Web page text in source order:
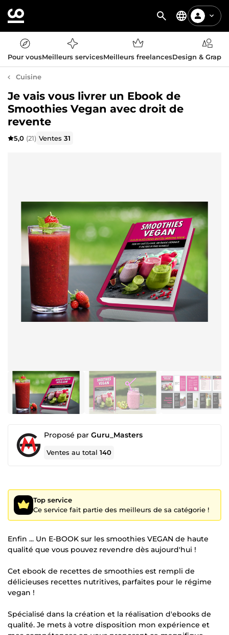
Pour vousMeilleurs servicesMeilleurs freelancesDesign &
Cuisine
Je vais vous livrer un Ebook de
Smoothies Vegan avec droit de
revente
5,0 (21) Ventes31
Proposé par Guru_Masters
Ventes au total140
Top service
Ce service fait partie des meilleurs de sa catégorie !
Enfin ... Un E-BOOK sur les smoothies VEGAN de haute
qualité que vous pouvez revendre dès aujourd'hui !
Cet ebook de recettes de smoothies est rempli de
délicieuses recettes nutritives, parfaites pour le régime
vegan !
Spécialisé dans la création et la réalisation d'ebooks de
qualité. Je mets à votre disposition mon expérience et